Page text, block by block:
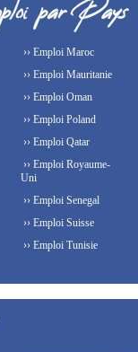
›› Emploi Maroc
›› Emploi Mauritanie
›› Emploi Oman
›› Emploi Poland
›› Emploi Qatar
›› Emploi Royaume-
Uni
›› Emploi Senegal
›› Emploi Suisse
›› Emploi Tunisie